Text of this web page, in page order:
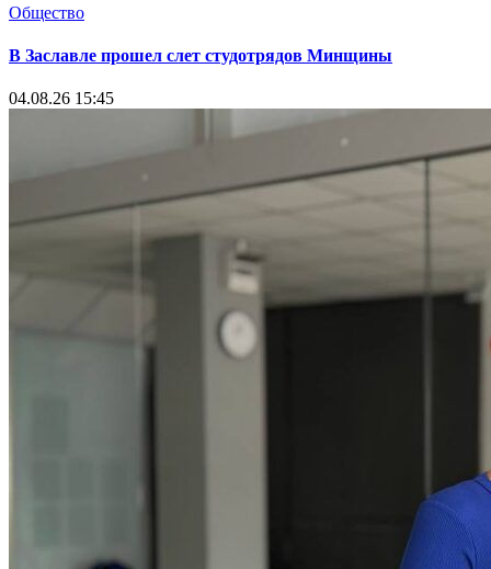
Общество
В Заславле прошел слет студотрядов Минщины
04.08.26 15:45